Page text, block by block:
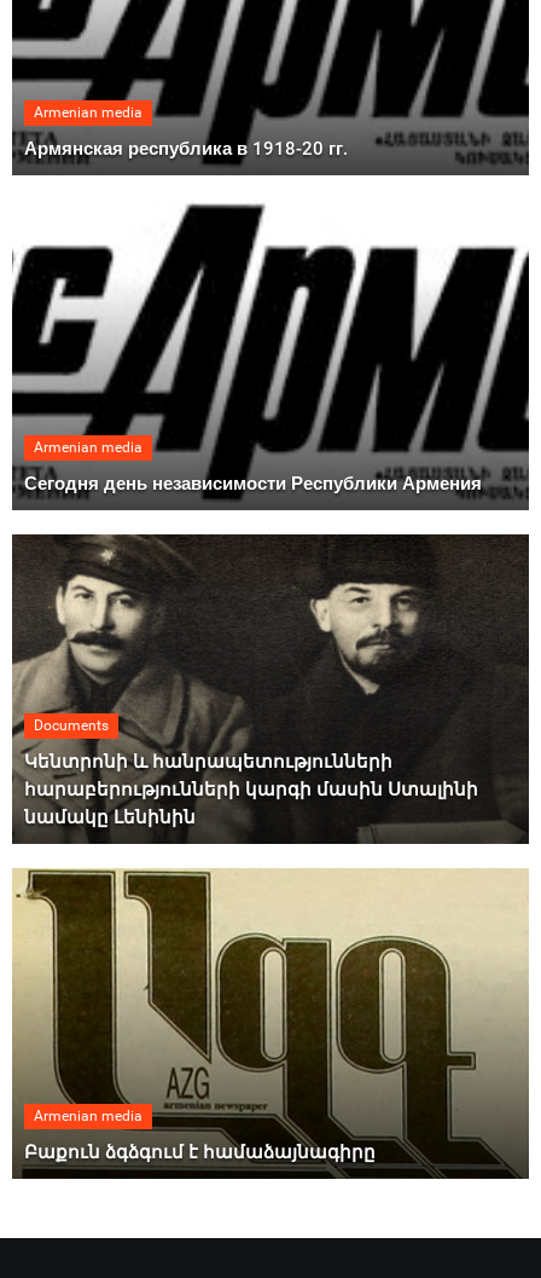
Armenian media
Армянская республика в 1918-20 гг.
Armenian media
Сегодня день независимости Республики Армения
Documents
Կենտրոնի և հանրապետությունների
հարաբերությունների կարգի մասին Ստալինի
նամակը Լենինին
Armenian media
Բաքուն ձգձգում է համաձայնագիրը